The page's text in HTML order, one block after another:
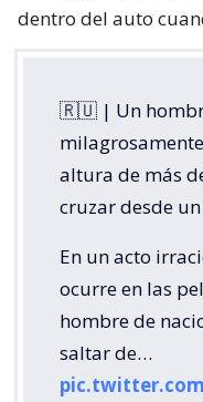
dentro del auto
🇷🇺 | Un
altura de más
cruzar desde
En un acto
ocurre en las
hombre de
saltar de…